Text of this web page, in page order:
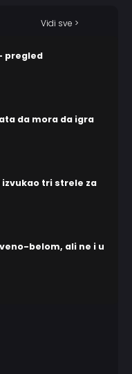
Vidi sve >
pregled
da mora da igra
tri strele za
belom, ali ne i u